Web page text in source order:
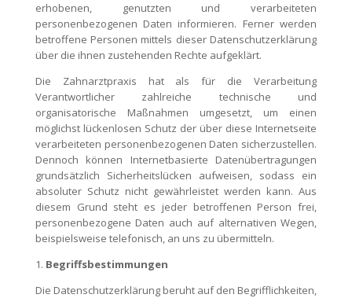
erhobenen, genutzten und verarbeiteten
personenbezogenen Daten informieren. Ferner werden
betroffene Personen mittels dieser Datenschutzerklärung
über die ihnen zustehenden Rechte aufgeklärt.
Die Zahnarztpraxis hat als für die Verarbeitung
Verantwortlicher zahlreiche technische und
organisatorische Maßnahmen umgesetzt, um einen
möglichst lückenlosen Schutz der über diese Internetseite
verarbeiteten personenbezogenen Daten sicherzustellen.
Dennoch können Internetbasierte Datenübertragungen
grundsätzlich Sicherheitslücken aufweisen, sodass ein
absoluter Schutz nicht gewährleistet werden kann. Aus
diesem Grund steht es jeder betroffenen Person frei,
personenbezogene Daten auch auf alternativen Wegen,
beispielsweise telefonisch, an uns zu übermitteln.
1. Begriffsbestimmungen
Die Datenschutzerklärung beruht auf den Begrifflichkeiten,